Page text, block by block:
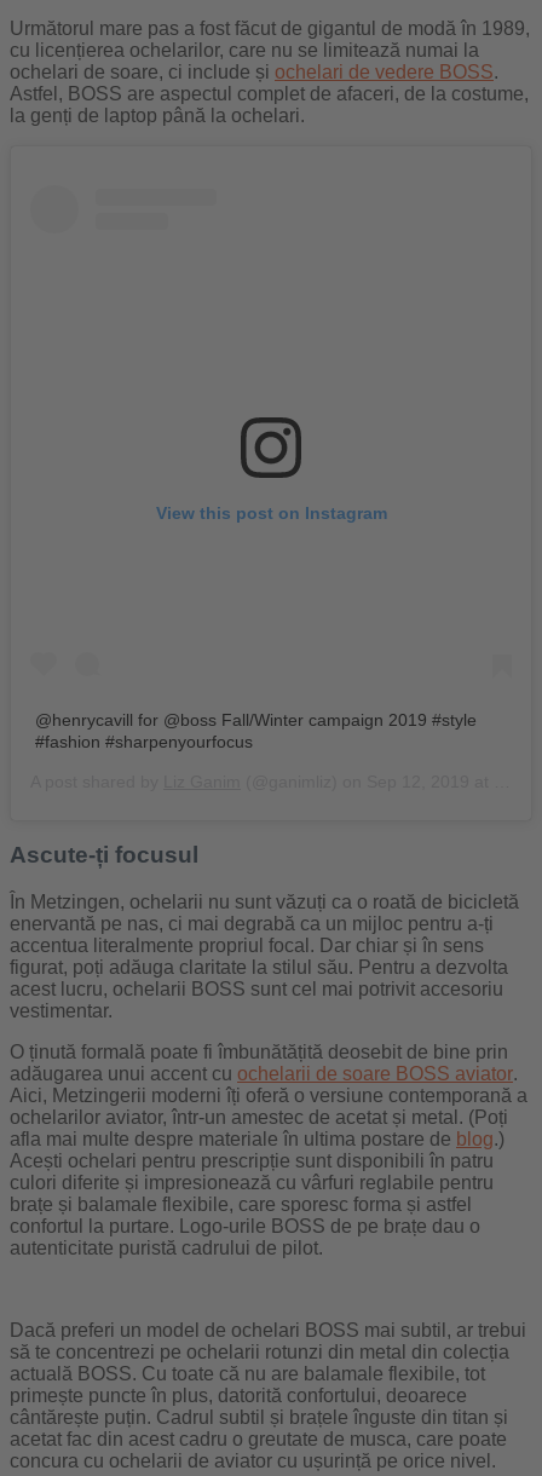
Următorul mare pas a fost făcut de gigantul de modă în 1989,
cu licențierea ochelarilor, care nu se limitează numai la
ochelari de soare, ci include și ochelari de vedere BOSS.
Astfel, BOSS are aspectul complet de afaceri, de la costume,
la genți de laptop până la ochelari.
View this post on Instagram
@henrycavill for @boss Fall/Winter campaign 2019 #style
#fashion #sharpenyourfocus
Ascute-ți focusul
În Metzingen, ochelarii nu sunt văzuți ca o roată de bicicletă
enervantă pe nas, ci mai degrabă ca un mijloc pentru a-ți
accentua literalmente propriul focal. Dar chiar și în sens
figurat, poți adăuga claritate la stilul său. Pentru a dezvolta
acest lucru, ochelarii BOSS sunt cel mai potrivit accesoriu
vestimentar.
O ținută formală poate fi îmbunătățită deosebit de bine prin
adăugarea unui accent cu ochelarii de soare BOSS aviator.
Aici, Metzingerii moderni îți oferă o versiune contemporană a
ochelarilor aviator, într-un amestec de acetat și metal. (Poți
afla mai multe despre materiale în ultima postare de blog.)
Acești ochelari pentru prescripție sunt disponibili în patru
culori diferite și impresionează cu vârfuri reglabile pentru
brațe și balamale flexibile, care sporesc forma și astfel
confortul la purtare. Logo-urile BOSS de pe brațe dau o
autenticitate puristă cadrului de pilot.
Dacă preferi un model de ochelari BOSS mai subtil, ar trebui
să te concentrezi pe ochelarii rotunzi din metal din colecția
actuală BOSS. Cu toate că nu are balamale flexibile, tot
primește puncte în plus, datorită confortului, deoarece
cântărește puțin. Cadrul subtil și brațele înguste din titan și
acetat fac din acest cadru o greutate de musca, care poate
concura cu ochelarii de aviator cu ușurință pe orice nivel.